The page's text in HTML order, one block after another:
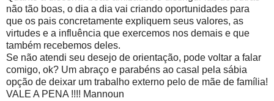
não tão boas, o dia a dia vai criando oportunidades para
que os pais concretamente expliquem seus valores, as
virtudes e a influência que exercemos nos demais e que
também recebemos deles.
Se não atendi seu desejo de orientação, pode voltar a falar
comigo, ok? Um abraço e parabéns ao casal pela sábia
opção de deixar um trabalho externo pelo de mãe de família!
VALE A PENA !!!! Mannoun